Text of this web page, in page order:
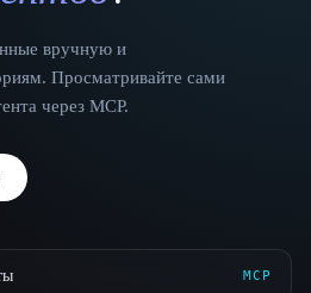
вручную и
Просматривайте сами
через MCP.
MCP